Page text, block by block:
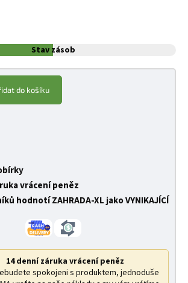
Stav zásob
do košíku
vrácení peněz
hodnotí ZAHRADA-XL jako VYNIKAJÍCÍ
14 denní záruka vrácení peněz
spokojeni s produktem, jednoduše